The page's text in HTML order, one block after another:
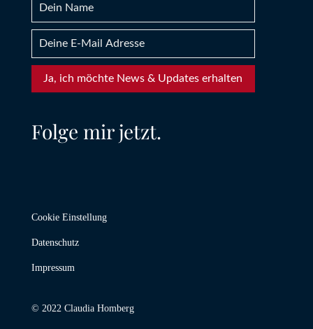
Ja, ich möchte News & Updates erhalten
Folge mir jetzt.
Cookie Einstellung
Datenschutz
Impressum
© 2022 Claudia Homberg